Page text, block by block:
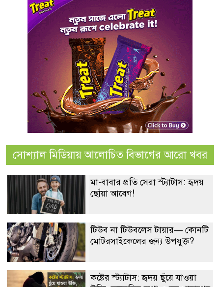
সোশ্যাল মিডিয়ায় আলোচিত বিভাগের আরো খবর
মা-বাবার প্রতি সেরা স্ট্যাটাস: হৃদয়
ছোঁয়া আবেগ!
টিউব না টিউবলেস টায়ার— কোনটি
মোটরসাইকেলের জন্য উপযুক্ত?
কষ্টের স্ট্যাটাস: হৃদয় ছুঁয়ে যাওয়া